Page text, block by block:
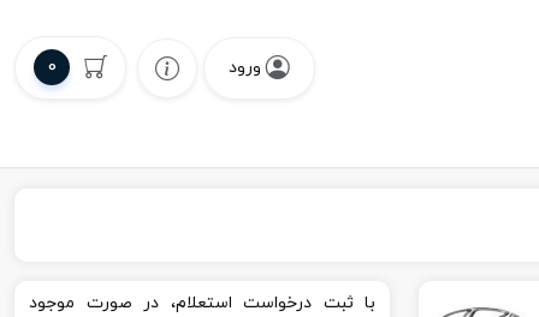
ورود 0
با ثبت درخواست استعلام، در صورت موجود